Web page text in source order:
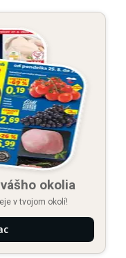
okolia
v tvojom okolí!